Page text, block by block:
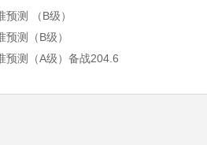
测 （B级）
测（B级）
预测（A级）备战204.6